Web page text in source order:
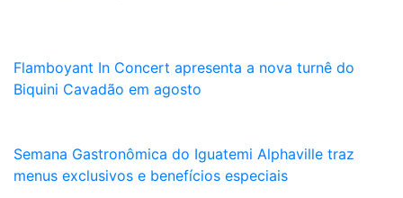
Flamboyant In Concert apresenta a nova turnê do
Biquini Cavadão em agosto
Semana Gastronômica do Iguatemi Alphaville traz
menus exclusivos e benefícios especiais